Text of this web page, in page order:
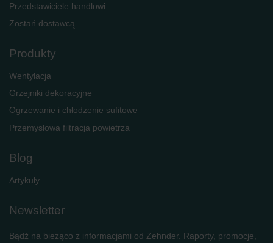
Przedstawiciele handlowi
Zostań dostawcą
Produkty
Wentylacja
Grzejniki dekoracyjne
Ogrzewanie i chłodzenie sufitowe
Przemysłowa filtracja powietrza
Blog
Artykuły
Newsletter
Bądź na bieżąco z informacjami od Zehnder. Raporty, promocje,